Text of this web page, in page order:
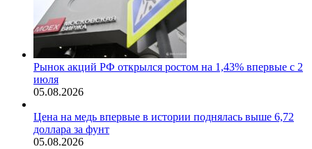
Рынок акций РФ открылся ростом на 1,43% впервые с 2
июля
05.08.2026
Цена на медь впервые в истории поднялась выше 6,72
доллара за фунт
05.08.2026